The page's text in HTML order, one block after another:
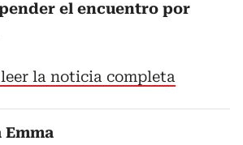
el encuentro por
la noticia completa
Emma